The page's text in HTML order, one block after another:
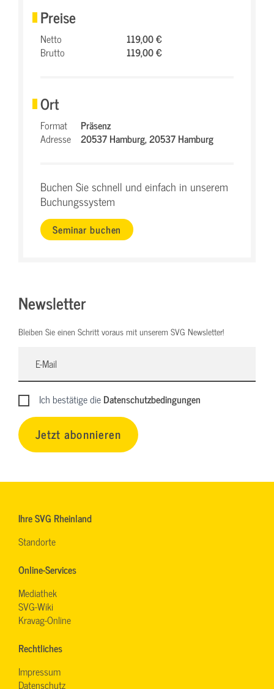
Preise
Netto
119,00 €
Brutto
119,00 €
Ort
Format
Präsenz
Adresse
20537 Hamburg,20537 Hamburg
Buchen Sie schnell und einfach in unserem
Buchungssystem
Seminar buchen
Newsletter
Bleiben Sie einen Schritt voraus mit unserem SVG Newsletter!
Ich bestätige dieDatenschutzbedingungen
Jetzt abonnieren
Ihre SVG Rheinland
Standorte
Online-Services
Mediathek
SVG-Wiki
Kravag-Online
Rechtliches
Impressum
Datenschutz